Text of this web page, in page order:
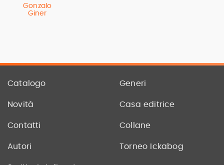
Gonzalo
Giner
Catalogo Generi
Novità Casa editrice
Contatti Collane
Autori Torneo Ickabog